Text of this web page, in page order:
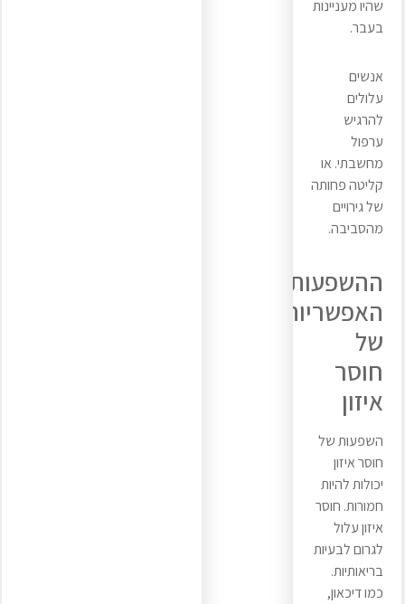
שהיו מעניינות
בעבר.
אנשים
עלולים
להרגיש
ערפול
מחשבתי. או
קליטה פחותה
של גירויים
מהסביבה.
ההשפעות
האפשריות
של
חוסר
איזון
השפעות של
חוסר איזון
יכולות להיות
חמורות. חוסר
איזון עלול
לגרום לבעיות
בריאותיות.
כמו דיכאון,